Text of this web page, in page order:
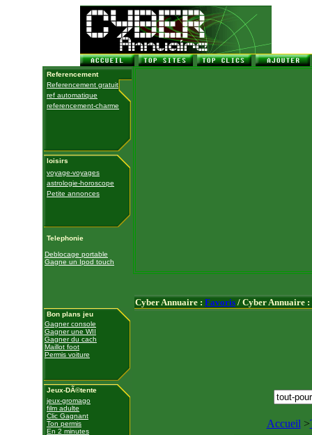
Referencement
Referencement gratuit
ref automatique
referencement-charme
loisirs
voyage-voyages
astrologie-horoscope
Petite annonces
Telephonie
Deblocage portable
Gagne un Ipod touch
Bon plans jeu
Gagner console
Gagner une WII
Gagner du cach
Maillot foot
Permis voiture
Jeux-DÃ©tente
jeux-gromago
film adulte
Clic Gagnant
Ton permis
En 2 minutes
Cyber Annuaire : Favoris / Cyber Annuaire :
Accueil >